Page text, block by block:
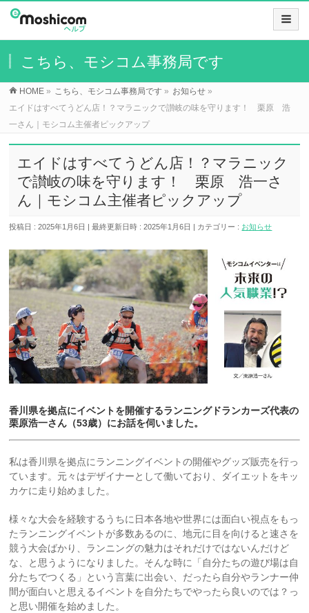
こちら、モシコム事務局です
HOME » こちら、モシコム事務局です » お知らせ »
エイドはすべてうどん店！？マラニックで讃岐の味を守ります！ 栗原 浩
一さん｜モシコム主催者ピックアップ
エイドはすべてうどん店！？マラニック
で讃岐の味を守ります！ 栗原 浩一さ
ん｜モシコム主催者ピックアップ
投稿日 : 2025年1月6日 最終更新日時 : 2025年1月6日 カテゴリー : お知らせ
香川県を拠点にイベントを開催するランニングドランカーズ代表の
栗原浩一さん（53歳）にお話を伺いました。
私は香川県を拠点にランニングイベントの開催やグッズ販売を行っ
ています。元々はデザイナーとして働いており、ダイエットをキッ
カケに走り始めました。
様々な大会を経験するうちに日本各地や世界には面白い視点をもっ
たランニングイベントが多数あるのに、地元に目を向けると速さを
競う大会ばかり、ランニングの魅力はそれだけではないんだけど
な、と思うようになりました。そんな時に「自分たちの遊び場は自
分たちでつくる」という言葉に出会い、だったら自分やランナー仲
間が面白いと思えるイベントを自分たちでやったら良いのでは？っ
と思い開催を始めました。